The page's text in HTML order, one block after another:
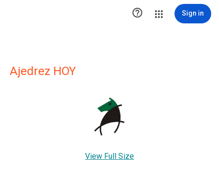
 Sign in
Ajedrez HOY
View Full Size